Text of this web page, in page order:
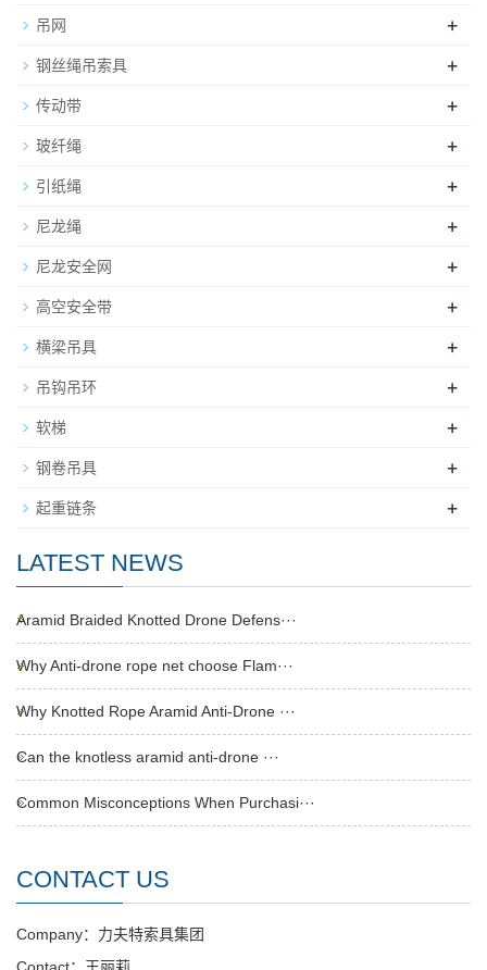
吊网 +
钢丝绳吊索具 +
传动带 +
玻纤绳 +
引纸绳 +
尼龙绳 +
尼龙安全网 +
高空安全带 +
横梁吊具 +
吊钩吊环 +
软梯 +
钢卷吊具 +
起重链条 +
LATEST NEWS
Aramid Braided Knotted Drone Defens···
Why Anti-drone rope net choose Flam···
Why Knotted Rope Aramid Anti-Drone ···
Can the knotless aramid anti-drone ···
Common Misconceptions When Purchasi···
CONTACT US
Company：力夫特索具集团